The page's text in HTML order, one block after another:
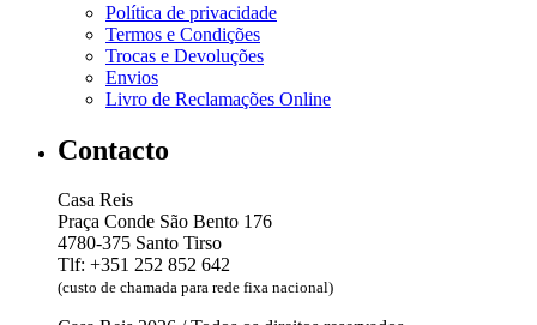
Política de privacidade
Termos e Condições
Trocas e Devoluções
Envios
Livro de Reclamações Online
Contacto
Casa Reis
Praça Conde São Bento 176
4780-375 Santo Tirso
Tlf: +351 252 852 642
(custo de chamada para rede fixa nacional)